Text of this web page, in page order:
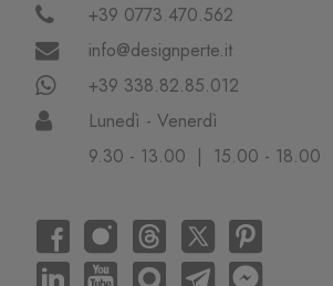
+39 0773.470.562
info@designperte.it
+39 338.82.85.012
Lunedì - Venerdì
9.30 - 13.00 | 15.00 - 18.00